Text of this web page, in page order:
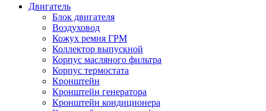
Двигатель
Блок двигателя
Воздуховод
Кожух ремня ГРМ
Коллектор выпускной
Корпус масляного фильтра
Корпус термостата
Кронштейн
Кронштейн генератора
Кронштейн кондиционера